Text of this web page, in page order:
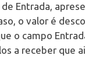
Entrada,
o valor é
o campo
a receber que